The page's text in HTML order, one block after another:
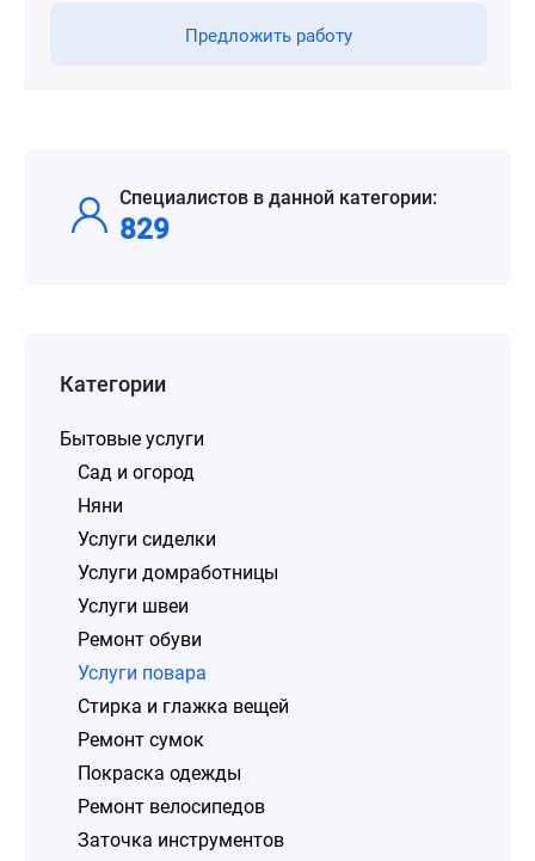
Предложить работу
Специалистов в данной категории:
829
Категории
Бытовые услуги
Сад и огород
Няни
Услуги сиделки
Услуги домработницы
Услуги швеи
Ремонт обуви
Услуги повара
Стирка и глажка вещей
Ремонт сумок
Покраска одежды
Ремонт велосипедов
Заточка инструментов